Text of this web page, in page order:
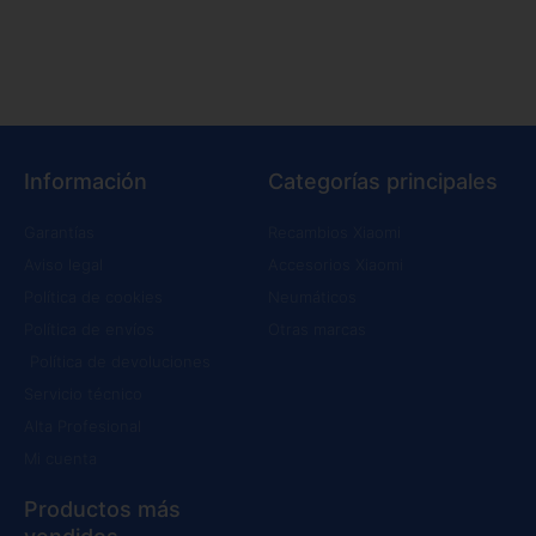
Información Categorías principales
Productos más